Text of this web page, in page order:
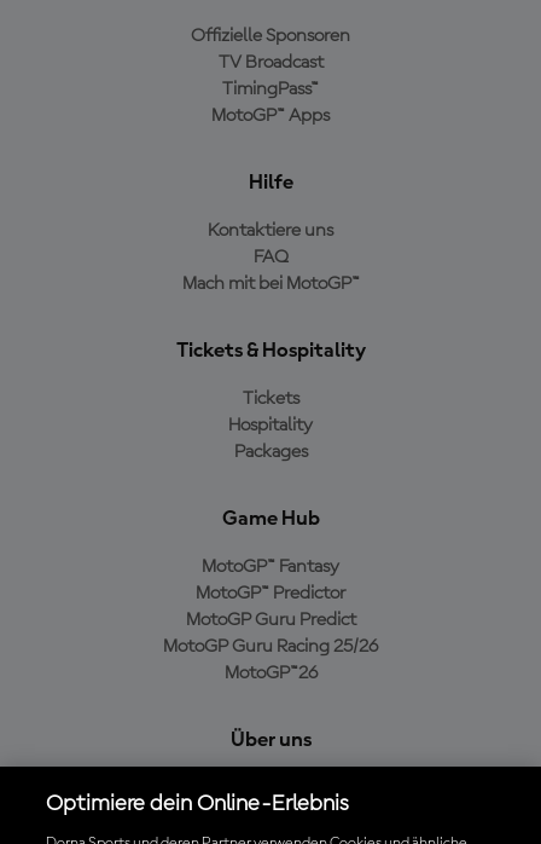
Offizielle Sponsoren
TV Broadcast
TimingPass™
MotoGP™ Apps
Hilfe
Kontaktiere uns
FAQ
Mach mit bei MotoGP™
Tickets & Hospitality
Tickets
Hospitality
Packages
Game Hub
MotoGP™ Fantasy
MotoGP™ Predictor
MotoGP Guru Predict
MotoGP Guru Racing 25/26
MotoGP™26
Über uns
Cookie-Richtlinien
Optimiere dein Online-Erlebnis